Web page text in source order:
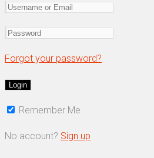
Forgot your password?
Remember Me
No account? Sign up